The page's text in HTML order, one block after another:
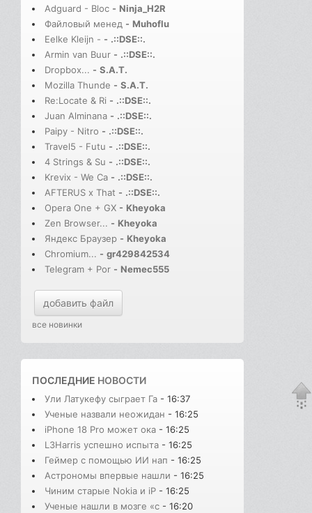
Adguard - Bloc - Ninja_H2R
Файловый менед - Muhoflu
Eelke Kleijn - - .::DSE::.
Armin van Buur - .::DSE::.
Dropbox... - S.A.T.
Mozilla Thunde - S.A.T.
Re:Locate & Ri - .::DSE::.
Juan Alminana - .::DSE::.
Paipy - Nitro - .::DSE::.
Travel5 - Futu - .::DSE::.
4 Strings & Su - .::DSE::.
Krevix - We Ca - .::DSE::.
AFTERUS x That - .::DSE::.
Opera One + GX - Kheyoka
Zen Browser... - Kheyoka
Яндекс Браузер - Kheyoka
Chromium... - gr429842534
Telegram + Por - Nemec555
добавить файл
все новинки
ПОСЛЕДНИЕ НОВОСТИ
Ули Латукефу сыграет Га - 16:37
Ученые назвали неожидан - 16:25
iPhone 18 Pro может ока - 16:25
L3Harris успешно испыта - 16:25
Геймер с помощью ИИ нап - 16:25
Астрономы впервые нашли - 16:25
Чиним старые Nokia и iP - 16:25
Ученые нашли в мозге «с - 16:20